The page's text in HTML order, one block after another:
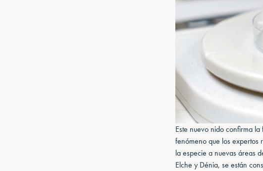
Este nuevo nido confirma
fenómeno que los expertos
la especie a nuevas áreas
Elche y Dénia, se están